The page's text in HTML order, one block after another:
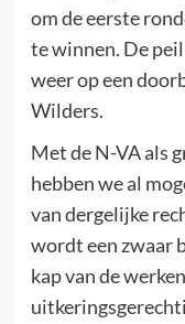
om de eerste
te winnen. De
weer op een
Wilders.
Met de N-VA als
hebben we al
van dergelijke
wordt een zwaar
kap van de